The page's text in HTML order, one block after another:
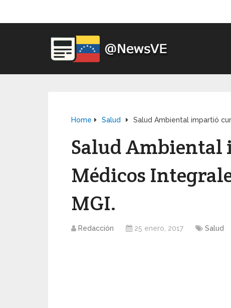
Home Salud Salud Ambiental impartió
Salud Ambiental
Médicos
MGI.
Redacción 25 enero, 2017 Salud